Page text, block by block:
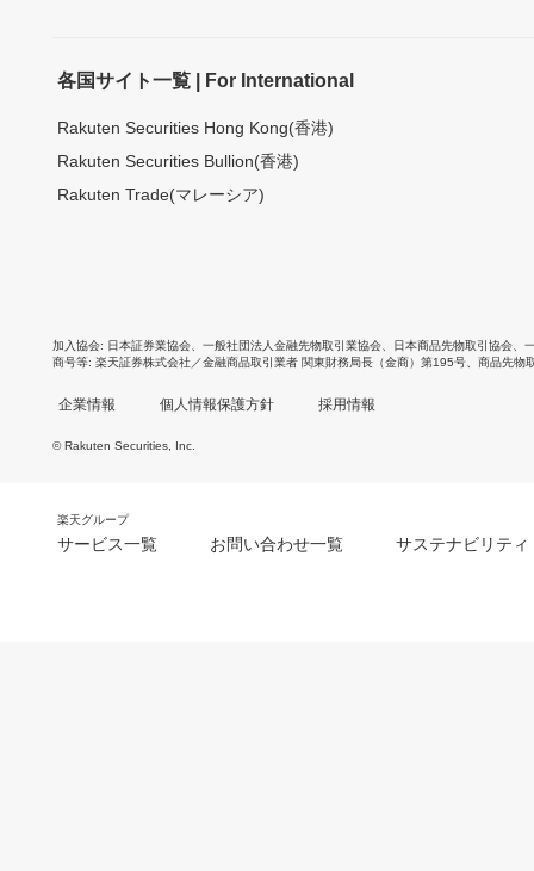
各国サイト一覧 | For International
Rakuten Securities Hong Kong(香港)
Rakuten Securities Bullion(香港)
Rakuten Trade(マレーシア)
加入協会 日本証券業協会 一般社団法人金融先物取引業協会 日本商品先物取引協会
商号等 楽天証券株式会社／金融商品取引業者 関東財務局長（金商）第195号、商品先物
企業情報 個人情報保護方針 採用情報
© Rakuten Securities, Inc.
楽天グループ
サービス一覧 お問い合わせ一覧 サステナビリティ